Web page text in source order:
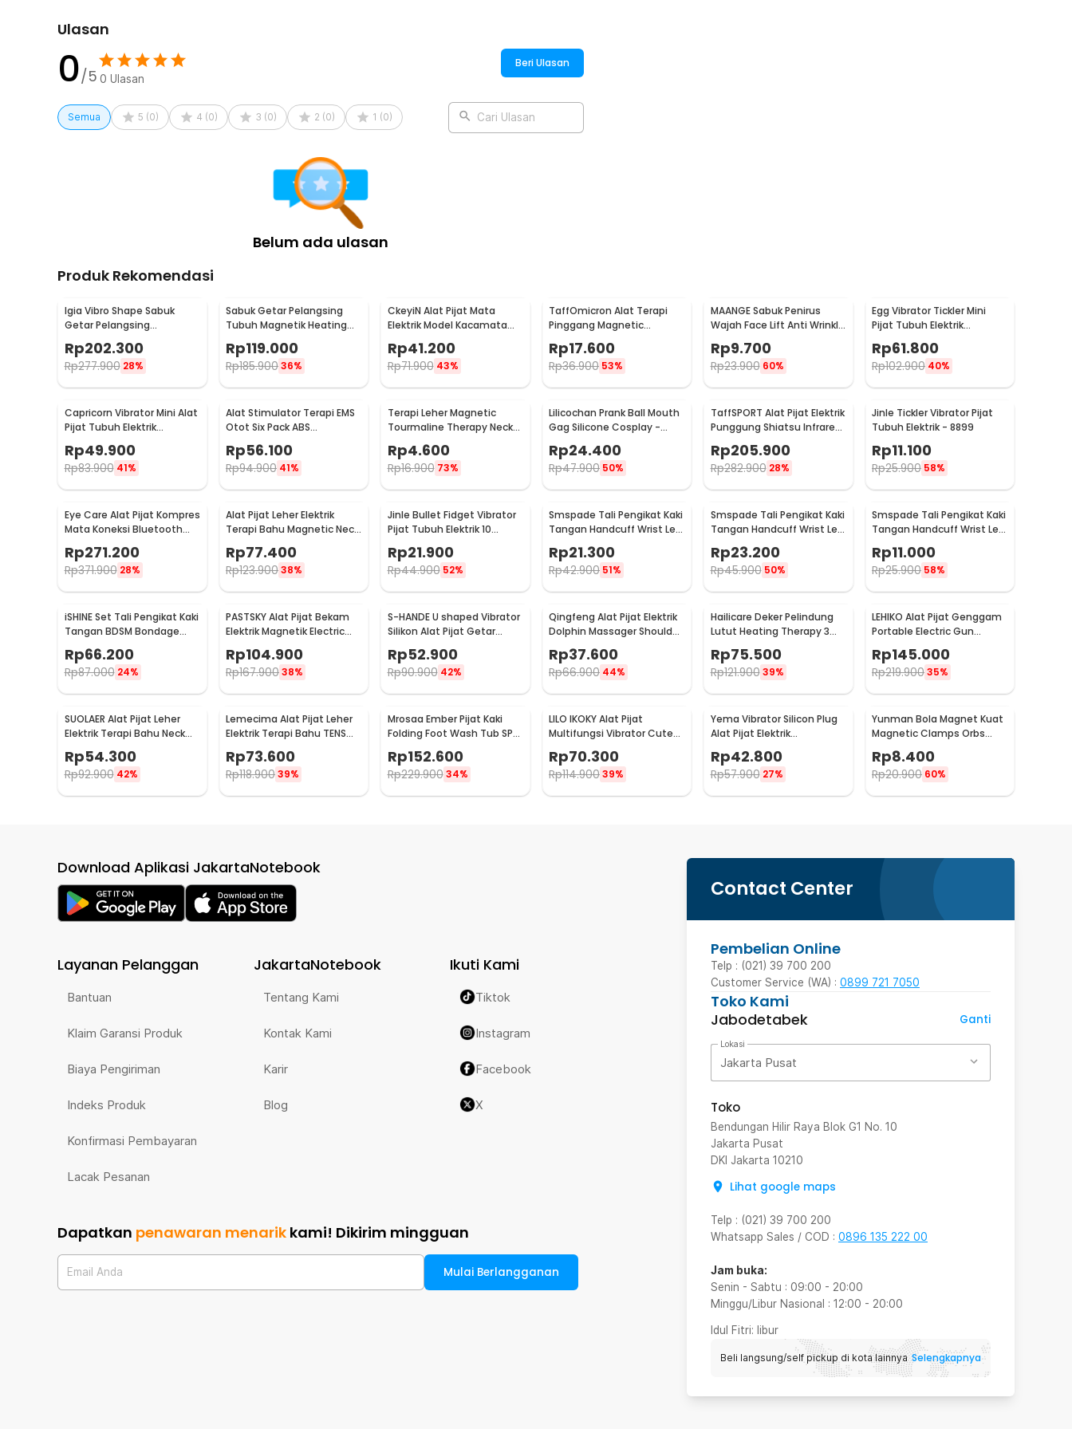
Rincian yang Anda dapatkan untuk pembelian produk ini:
1 x Kabel Charger
1 x Panduan Penggunaan
Ulasan
0/5 0 Ulasan
Beri Ulasan
Semua 5 (0) 4 (0) 3 (0) 2 (0) 1 (0) Cari Ulasan
Belum ada ulasan
Produk Rekomendasi
Igia Vibro Shape Sabuk
Getar Pelangsing
Professional Slimming 55W
- MC0138
Rp202.300
Rp277.900 28%
Sabuk Getar Pelangsing
Tubuh Magnetik Heating
X5
Rp119.000
Rp185.90036%
CkeyiN Alat Pijat Mata
Elektrik Model Kacamata
Rp41.200
Rp71.900 43%
TaffOmicron Alat Terapi
Pinggang Magnetic
Tourmaline Nylon Size L
Rp17.600
Rp36.900 53%
MAANGE Sabuk Penirus
Wajah Face Lift Anti Wrinkle
Rp9.700
Rp23.900 60%
Egg Vibrator Tickler Mini
Pijat Tubuh Elektrik
Multifungsi with Remote -
11829
Rp61.800
Rp102.900 40%
Capricorn Vibrator Mini Alat
Pijat Tubuh Elektrik
Rp49.900
Rp83.900 41%
Alat Stimulator Terapi EMS
Otot Six Pack ABS
Abdominal Muscle - 068R2
Rp56.100
Rp94.900 41%
Terapi Leher Magnetic
Tourmaline Therapy Neck
Massager - DA-3484
Rp4.600
Rp16.900 73%
Lilicochan Prank Ball Mouth
Gag Silicone Cosplay -
Rp24.400
Rp47.900 50%
TaffSPORT Alat Pijat Elektrik
Punggung Shiatsu Infrared
Rp205.900
Rp282.900 28%
Jinle Tickler Vibrator Pijat
Tubuh Elektrik - 8899
Rp11.100
Rp25.900 58%
Eye Care Alat Pijat Kompres
Mata Koneksi Bluetooth
Rp271.200
Rp371.900 28%
Alat Pijat Leher Elektrik
Terapi Bahu Magnetic Neck
Rp77.400
Rp123.90038%
Jinle Bullet Fidget Vibrator
Pijat Tubuh Elektrik 10
Rp21.900
Rp44.900 52%
Smspade Tali Pengikat Kaki
Tangan Handcuff Wrist Leg
BDSM - PCT4
Rp21.300
Rp42.900 51%
Smspade Tali Pengikat Kaki
Tangan Handcuff Wrist Leg
BDSM - 00632
Rp23.200
Rp45.900 50%
Smspade Tali Pengikat Kaki
Tangan Handcuff Wrist Leg
Rp11.000
Rp25.900 58%
iSHINE Set Tali Pengikat Kaki
Tangan BDSM Bondage
Sets Rope - BD15
Rp66.200
Rp87.000 24%
PASTSKY Alat Pijat Bekam
Elektrik Magnetik Electric
Rp104.900
Rp167.90038%
S-HANDE U shaped Vibrator
Silikon Alat Pijat Getar
Rp52.900
Rp90.900 42%
Qingfeng Alat Pijat Elektrik
Dolphin Massager Shoulder
Vibration USB - HK668
Rp37.600
Rp66.900 44%
Hailicare Deker Pelindung
Lutut Heating Therapy 3
Rp75.500
Rp121.900 39%
LEHIKO Alat Pijat Genggam
Portable Electric Gun
KH-320
Rp145.000
Rp219.90035%
SUOLAER Alat Pijat Leher
Elektrik Terapi Bahu Neck
Massager - KS-996-1D
Rp54.300
Rp92.900 42%
Lemecima Alat Pijat Leher
Elektrik Terapi Bahu TENS
Neck Massager - JT-808
Rp73.600
Rp118.90039%
Mrosaa Ember Pijat Kaki
Folding Foot Wash Tub SPA
Sauna Massage Bucket -
7981
Rp152.600
Rp229.900 34%
LILO IKOKY Alat Pijat
Multifungsi Vibrator Cute
Pig Electric - HL-1907
Rp70.300
Rp114.90039%
Yema Vibrator Silicon Plug
Alat Pijat Elektrik
Multifungsi - A1582
Rp42.800
Rp57.900 27%
Yunman Bola Magnet Kuat
Magnetic Clamps Orbs
Multifungsi 1cm 2 PCS -
BD05
Rp8.400
Rp20.900 60%
Contact Center
Pembelian Online
Telp : (021) 39 700 200
Customer Service (WA) : 0899 721 7050
Toko Kami
Jabodetabek
Ganti
Lokasi
Jakarta Pusat
Toko
Bendungan Hilir Raya Blok G1 No. 10
Jakarta Pusat
DKI Jakarta 10210
Lihat google maps
Telp : (021) 39 700 200
Whatsapp Sales / COD : 0896 135 222 00
Jam buka:
Senin - Sabtu : 09:00 - 20:00
Minggu/Libur Nasional : 12:00 - 20:00
Idul Fitri: libur
Beli langsung/self pickup di kota lainnya Selengkapnya
Download Aplikasi JakartaNotebook
Layanan Pelanggan
Bantuan
Klaim Garansi Produk
Biaya Pengiriman
Indeks Produk
Konfirmasi Pembayaran
Lacak Pesanan
JakartaNotebook
Tentang Kami
Kontak Kami
Karir
Blog
Ikuti Kami
Tiktok
Instagram
Facebook
X
Dapatkan penawaran menarik kami! Dikirim mingguan
Email Anda Mulai Berlangganan